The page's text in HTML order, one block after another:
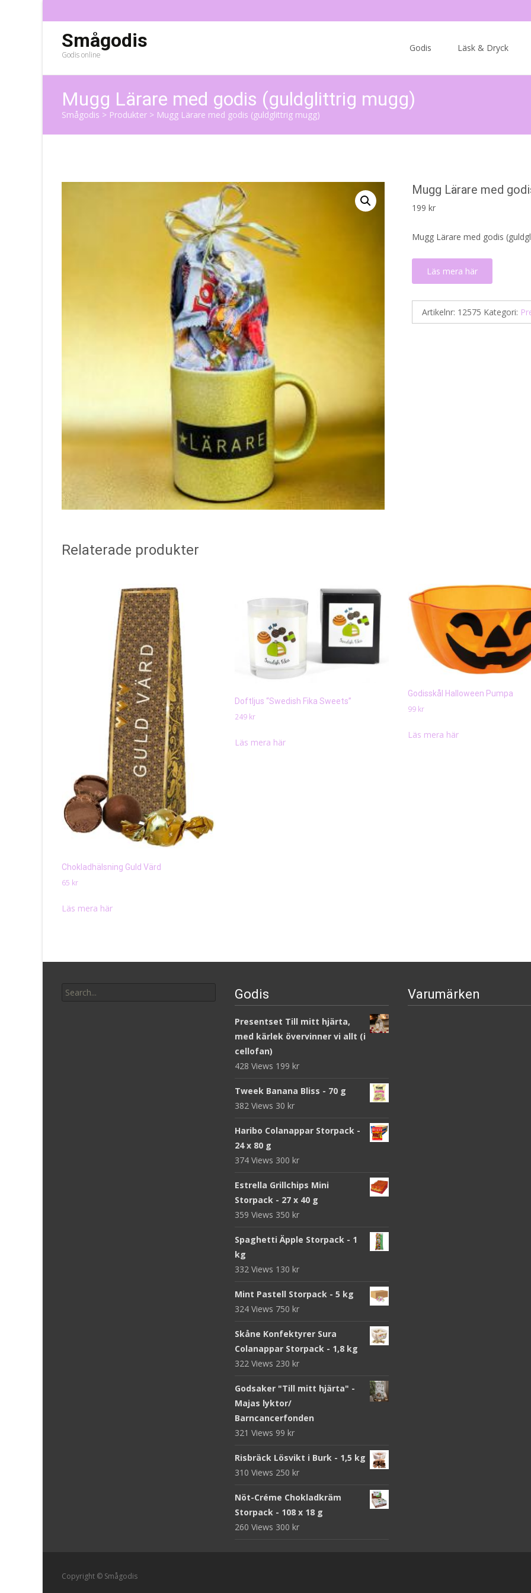
Smågodis
Godis online
Godis Läsk & Dryck
Mugg Lärare med godis (guldglittrig mugg)
Smågodis > Produkter > Mugg Lärare med godis (guldglittrig mugg)
Mugg Lärare med
199 kr
Mugg Lärare med godis
Läs mera här
Artikelnr: 12575 Kategori:
Relaterade produkter
Chokladhälsning Guld Värd
65 kr
Läs mera här
Doftljus “Swedish Fika Sweets”
249 kr
Läs mera här
Godisskål Halloween Pumpa
99 kr
Läs mera här
for:
Godis
Presentset Till mitt hjärta,
med kärlek övervinner vi allt (i
cellofan)
428 Views 199 kr
Tweek Banana Bliss - 70 g
382 Views 30 kr
Haribo Colanappar Storpack -
24 x 80 g
374 Views 300 kr
Estrella Grillchips Mini
Storpack - 27 x 40 g
359 Views 350 kr
Spaghetti Äpple Storpack - 1
kg
332 Views 130 kr
Mint Pastell Storpack - 5 kg
324 Views 750 kr
Skåne Konfektyrer Sura
Colanappar Storpack - 1,8 kg
322 Views 230 kr
Godsaker "Till mitt hjärta" -
Majas lyktor/
Barncancerfonden
321 Views 99 kr
Risbräck Lösvikt i Burk - 1,5 kg
310 Views 250 kr
Nöt-Créme Chokladkräm
Storpack - 108 x 18 g
260 Views 300 kr
Varumärken
Copyright © Smågodis